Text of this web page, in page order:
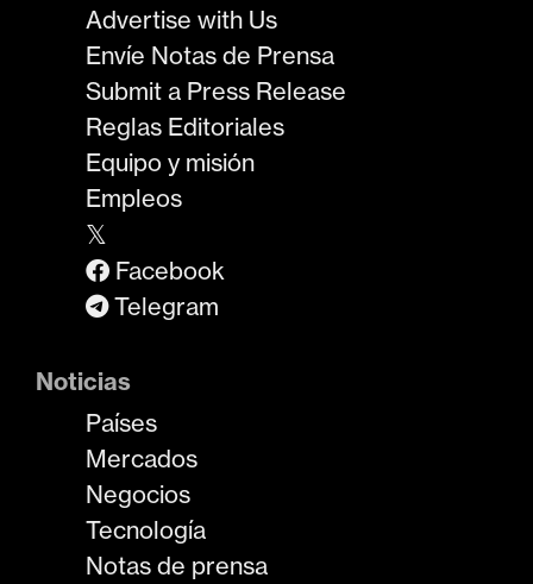
Advertise with Us
Envíe Notas de Prensa
Submit a Press Release
Reglas Editoriales
Equipo y misión
Empleos
𝕏
Facebook
Telegram
Noticias
Países
Mercados
Negocios
Tecnología
Notas de prensa